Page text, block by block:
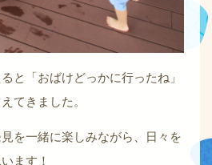
と「おばけどっかに行ったね」
てきました。
を一緒に楽しみながら、日々を
ます！